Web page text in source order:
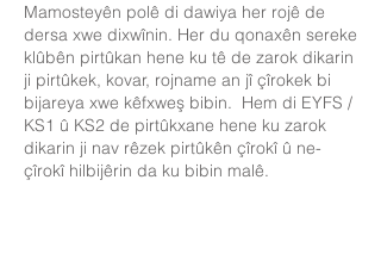
Mamosteyên polê di dawiya her rojê de
dersa xwe dixwînin. Her du qonaxên sereke
klûbên pirtûkan hene ku tê de zarok dikarin
ji pirtûkek, kovar, rojname an jî çîrokek bi
bijareya xwe kêfxweş bibin. Hem di EYFS /
KS1 û KS2 de pirtûkxane hene ku zarok
dikarin ji nav rêzek pirtûkên çîrokî û ne-
çîrokî hilbijêrin da ku bibin malê.